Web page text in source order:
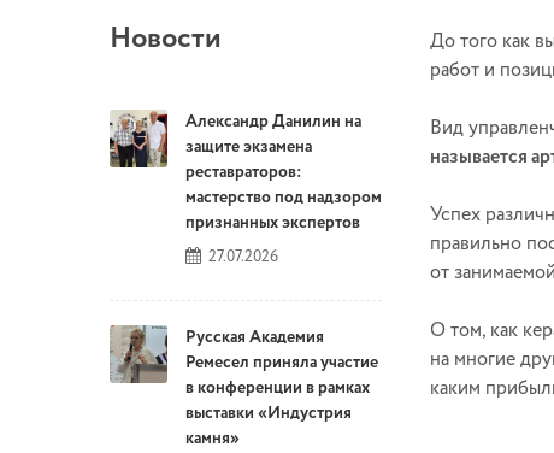
Новости
Александр Данилин на
защите экзамена
реставраторов:
мастерство под надзором
признанных экспертов
27.07.2026
Русская Академия
Ремесел приняла участие
в конференции в рамках
выставки «Индустрия
камня»
До того как
работ и
Вид
называется
Успех
правильно
от
О том, как
на многие
каким